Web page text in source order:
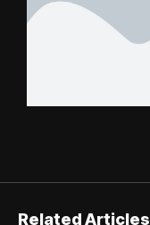
Related Articles